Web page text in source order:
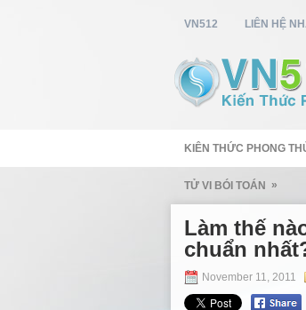
VN512 LIÊN HỆ
KIÊN THỨC PHONG
TỬ VI BÓI TOÁN »
Làm thế
chuẩn
November 11, 2011